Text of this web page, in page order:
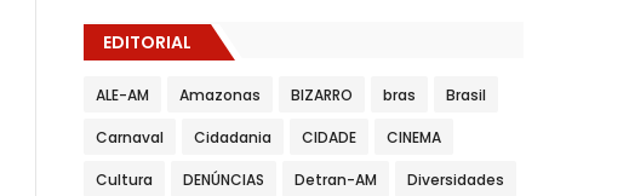
EDITORIAL
ALE-AM Amazonas BIZARRO bras Brasil
Carnaval Cidadania CIDADE CINEMA
Cultura DENÚNCIAS Detran-AM Diversidades